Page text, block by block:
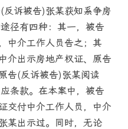
诉被告)张某获知系争房
径有四种：其一，被告
中介工作人员告之；其
介出示房地产权证、原告
告(反诉被告)张某阅读
条款。在本案中，被告
交付中介工作人员，中介
某出示过。同时，无论